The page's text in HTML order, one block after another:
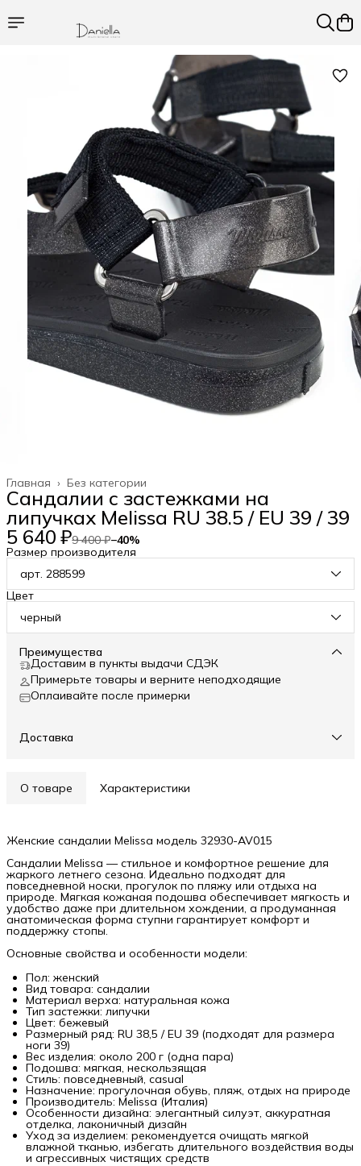
Без категории
Главная ›
Сандалии с застежками на
липучках Melissa RU 38.5 / EU 39 / 39
5 640 ₽9 400 ₽−40%
Размер производителя
арт. 288599
Цвет
черный
Преимущества
Доставим в пункты выдачи СДЭК
Примерьте товары и верните неподходящие
Оплаивайте после примерки
Доставка
О товаре Характеристики
Женские сандалии Melissa модель 32930-AV015
Сандалии Melissa — стильное и комфортное решение для
жаркого летнего сезона. Идеально подходят для
повседневной носки, прогулок по пляжу или отдыха на
природе. Мягкая кожаная подошва обеспечивает мягкость и
удобство даже при длительном хождении, а продуманная
анатомическая форма ступни гарантирует комфорт и
поддержку стопы.
Основные свойства и особенности модели:
Пол: женский
Вид товара: сандалии
Материал верха: натуральная кожа
Тип застежки: липучки
Цвет: бежевый
Размерный ряд: RU 38,5 / EU 39 (подходят для размера
ноги 39)
Вес изделия: около 200 г (одна пара)
Подошва: мягкая, нескользящая
Стиль: повседневный, casual
Назначение: прогулочная обувь, пляж, отдых на природе
Производитель: Melissa (Италия)
Особенности дизайна: элегантный силуэт, аккуратная
отделка, лаконичный дизайн
Уход за изделием: рекомендуется очищать мягкой
влажной тканью, избегать длительного воздействия воды
и агрессивных чистящих средств